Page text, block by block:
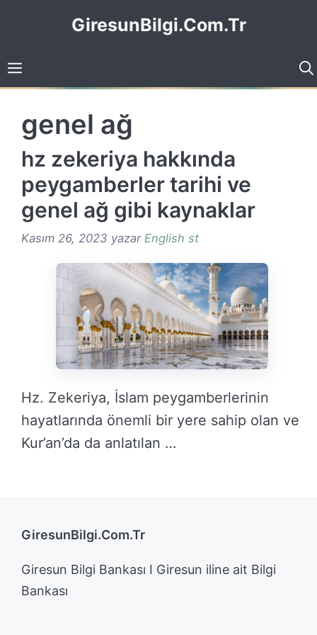
GiresunBilgi.Com.Tr
genel ağ
hz zekeriya hakkında
peygamberler tarihi ve
genel ağ gibi kaynaklar
Kasım 26, 2023 yazar English st
Hz. Zekeriya, İslam peygamberlerinin
hayatlarında önemli bir yere sahip olan ve
Kur’an’da da anlatılan …
GiresunBilgi.Com.Tr
Giresun Bilgi Bankası I Giresun iline ait Bilgi
Bankası